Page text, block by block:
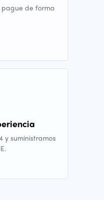
pague de forma
y suministramos